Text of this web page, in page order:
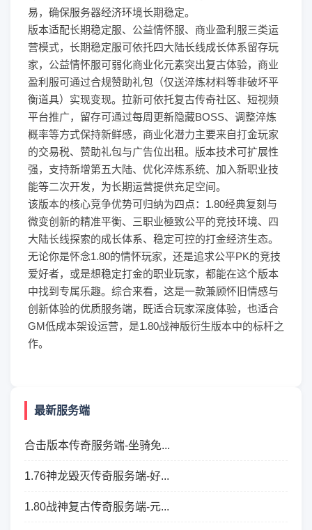
易，确保服务器经济环境长期稳定。
版本适配长期稳定服、公益情怀服、商业盈利服三类运
营模式，长期稳定服可依托四大陆长线成长体系留存玩
家，公益情怀服可弱化商业化元素突出复古体验，商业
盈利服可通过合规赞助礼包（仅送淬炼材料等非破坏平
衡道具）实现变现。拉新可依托复古传奇社区、短视频
平台推广，留存可通过每周更新隐藏BOSS、调整淬炼
概率等方式保持新鲜感，商业化潜力主要来自打金玩家
的交易税、赞助礼包与广告位出租。版本技术可扩展性
强，支持新增第五大陆、优化淬炼系统、加入新职业技
能等二次开发，为长期运营提供充足空间。
该版本的核心竞争优势可归纳为四点：1.80经典复刻与
微变创新的精准平衡、三职业極致公平的竞技环境、四
大陆长线探索的成长体系、稳定可控的打金经济生态。
无论你是怀念1.80的情怀玩家，还是追求公平PK的竞技
爱好者，或是想稳定打金的职业玩家，都能在这个版本
中找到专属乐趣。综合来看，这是一款兼顾怀旧情感与
创新体验的优质服务端，既适合玩家深度体验，也适合
GM低成本架设运营，是1.80战神版衍生版本中的标杆之
作。
最新服务端
合击版本传奇服务端-坐骑免...
1.76神龙毁灭传奇服务端-好...
1.80战神复古传奇服务端-元...